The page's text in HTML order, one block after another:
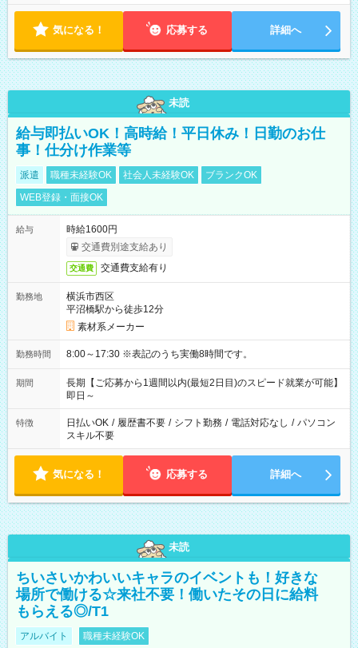
気になる！ 応募する 詳細へ
未読
給与即払いOK！高時給！平日休み！日勤のお仕
事！仕分け作業等
派遣 職種未経験OK 社会人未経験OK
ブランクOK
WEB登録・面接OK
給与
時給1600円
交通費別途支給あり
交通費 交通費支給有り
勤務地
横浜市西区
平沼橋駅から徒歩12分
素材系メーカー
勤務時間 8:00～17:30 ※表記のうち実働8時間です。
期間
長期【ご応募から1週間以内(最短2日目)のスピード就業が可能】
即日～
特徴 日払いOK / 履歴書不要 / シフト勤務 / 電話対応なし / パソコン
スキル不要
気になる！ 応募する 詳細へ
未読
ちいさいかわいいキャラのイベントも！好きな
場所で働ける☆来社不要！働いたその日に給料
もらえる◎/T1
アルバイト 職種未経験OK